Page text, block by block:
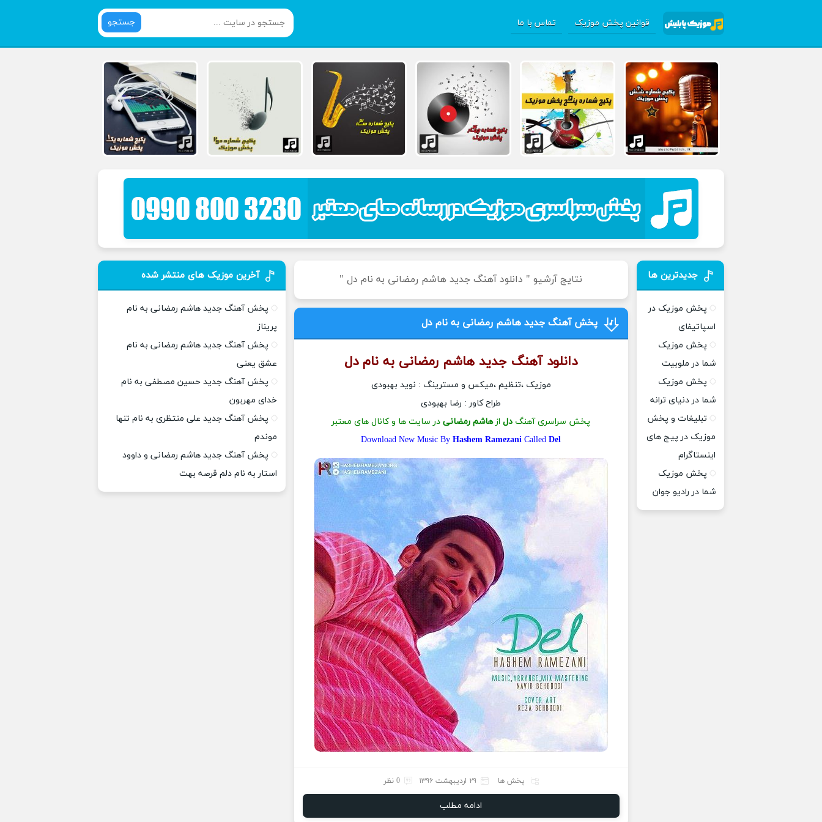
قوانین پخش موزیک تماس با ما جستجو
نتایج آرشیو " دانلود آهنگ جدید هاشم رمضانی به نام دل "
پخش آهنگ جدید هاشم رمضانی به نام دل
دانلود آهنگ جدید هاشم رمضانی به نامدل
موزیک ،تنظیم ،میکس و مسترینگ : نوید بهبودی
طراح کاور : رضا بهبودی
پخش سراسری آهنگ دلازهاشم رمضانیدر سایت ها و کانال های معتبر
Download New Music ByHashem Ramezani CalledDel
پخش ها ۲۹ اردیبهشت ۱۳۹۶ 0 نظر
ادامه مطلب
جدیدترین ها
پخش موزیک در
اسپاتیفای
پخش موزیک
شما در ملوبیت
پخش موزیک
شما در دنیای ترانه
تبلیغات و پخش
موزیک در پیج های
اینستاگرام
پخش موزیک
شما در رادیو جوان
آخرین موزیک های منتشر شده
پخش آهنگ جدید هاشم رمضانی به نام
پریناز
پخش آهنگ جدید هاشم رمضانی به نام
عشق یعنی
پخش آهنگ جدید حسین مصطفی به نام
خدای مهربون
پخش آهنگ جدید علی منتظری به نام تنها
موندم
پخش آهنگ جدید هاشم رمضانی و داوود
استار به نام دلم قرصه بهت